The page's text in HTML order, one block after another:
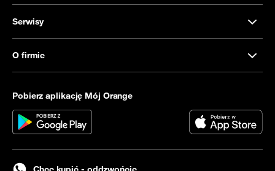
Serwisy
O firmie
Pobierz aplikację Mój Orange